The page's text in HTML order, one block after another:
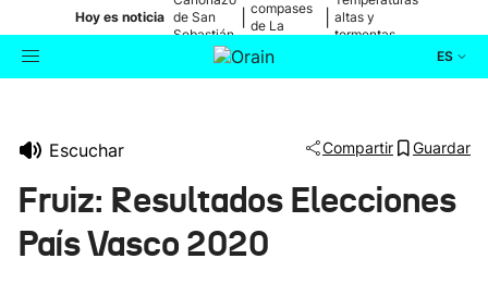
Hoy es noticia de San
Sebastián
compases
de La
altas y
tormentas
ES
Cultura
Escuchar Compartir Guardar
Fruiz: Resultados Elecciones
País Vasco 2020